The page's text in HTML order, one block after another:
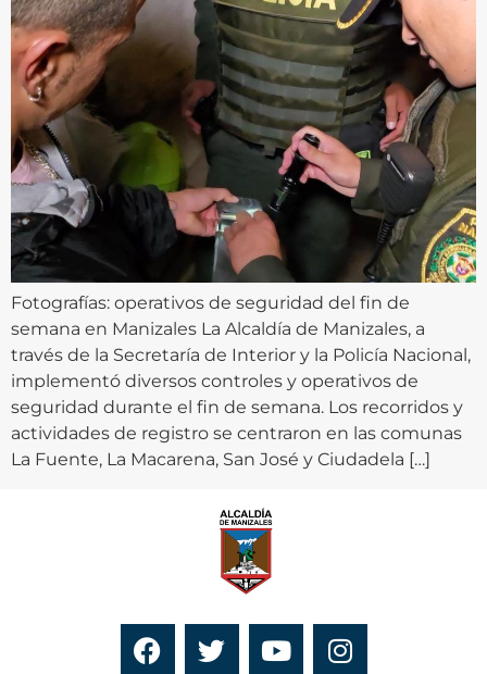
Fotografías: operativos de seguridad del fin de
semana en Manizales La Alcaldía de Manizales, a
través de la Secretaría de Interior y la Policía Nacional,
implementó diversos controles y operativos de
seguridad durante el fin de semana. Los recorridos y
actividades de registro se centraron en las comunas
La Fuente, La Macarena, San José y Ciudadela […]